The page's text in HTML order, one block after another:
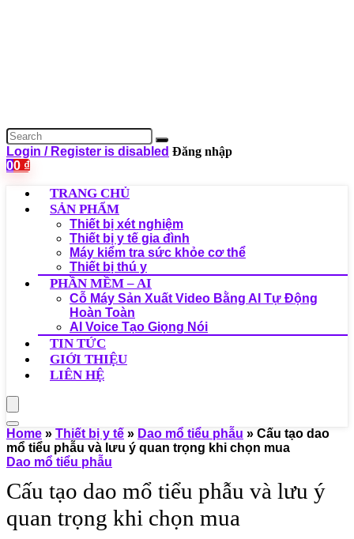
Login / Register is disabled Đăng nhập
00 ₫
TRANG CHỦ
SẢN PHẨM
Thiết bị xét nghiệm
Thiết bị y tế gia đình
Máy kiểm tra sức khỏe cơ thể
Thiết bị thú y
PHẦN MỀM – AI
Cỗ Máy Sản Xuất Video Bằng AI Tự Động
Hoàn Toàn
AI Voice Tạo Giọng Nói
TIN TỨC
GIỚI THIỆU
LIÊN HỆ
Home » Thiết bị y tế » Dao mổ tiểu phẫu » Cấu tạo dao
mổ tiểu phẫu và lưu ý quan trọng khi chọn mua
Dao mổ tiểu phẫu
Cấu tạo dao mổ tiểu phẫu và lưu ý
quan trọng khi chọn mua